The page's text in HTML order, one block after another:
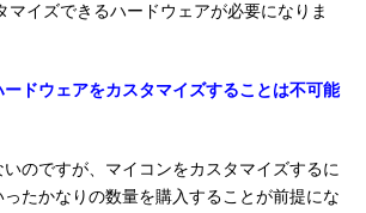
マイズできるハードウェアが必要になりま
ドウェアをカスタマイズすることは不可能
いのですが、マイコンをカスタマイズするに
ったかなりの数量を購入することが前提にな